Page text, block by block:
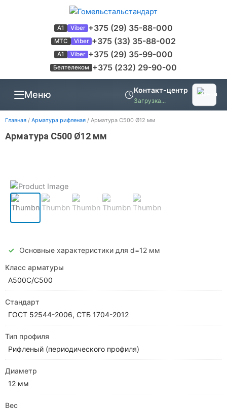
A1 Viber +375 (29) 35-88-000
МТС Viber +375 (33) 35-88-002
A1 Viber +375 (29) 35-99-000
Белтелеком +375 (232) 29-90-00
Меню Контакт-центр
Загрузка...
Главная / Арматура рифленая / Арматура С500 Ø12 мм
Арматура С500 Ø12 мм
Основные характеристики для d=12 мм
Класс арматуры
А500С/С500
Стандарт
ГОСТ 52544-2006, СТБ 1704-2012
Тип профиля
Рифленый (периодического профиля)
Диаметр
12 мм
Вес